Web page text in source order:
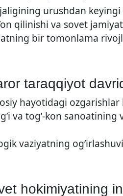
urushdan
qilinishi va sovet
bir tomonlama
taraqqiyot
hayotidagi
va tog’-kon
vaziyatning
hokimiyatining